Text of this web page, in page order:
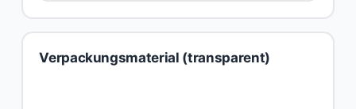
Verpackungsmaterial (transparent)